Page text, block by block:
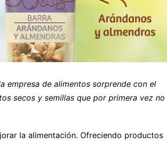
empresa de alimentos sorprende con el
secos y semillas que por primera vez no